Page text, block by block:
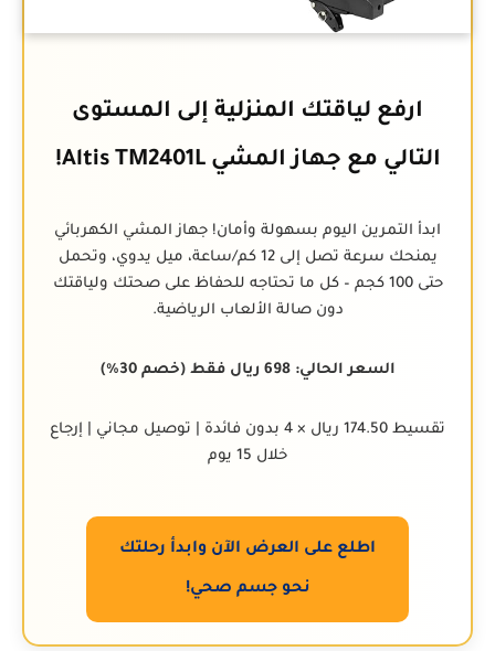
ارفع لياقتك المنزلية إلى المستوى
التالي مع جهاز المشي Altis TM2401L!
ابدأ التمرين اليوم بسهولة وأمان! جهاز المشي الكهربائي
يمنحك سرعة تصل إلى 12 كم/ساعة، ميل يدوي، وتحمل
حتى 100 كجم – كل ما تحتاجه للحفاظ على صحتك ولياقتك
دون صالة الألعاب الرياضية.
السعر الحالي: 698 ريال فقط (خصم 30%)
تقسيط 174.50 ريال × 4 بدون فائدة | توصيل مجاني | إرجاع
خلال 15 يوم
اطلع على العرض الآن وابدأ رحلتك
نحو جسم صحي!